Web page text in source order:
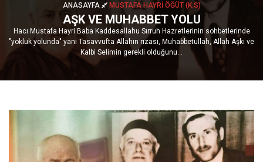
ANASAYFA MUSTAFA HAYRI ÖĞÜT (K.S)
AŞK VE MUHABBET YOLU
Hacı Mustafa Hayri Baba Kaddesallahu Sırruh Hazretlerinin sohbetlerinde
"yokluk yolunda" yani Tasavvufta Allahın rızası, Muhabbetullah, Allah Aşkı ve
Kalbi Selimin gerekli olduğunu...